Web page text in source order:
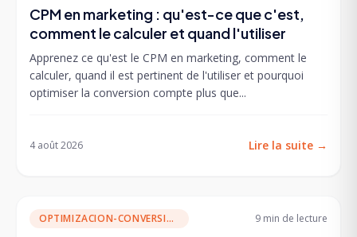
CPM en marketing : qu'est-ce que c'est,
comment le calculer et quand l'utiliser
Apprenez ce qu'est le CPM en marketing, comment le
calculer, quand il est pertinent de l'utiliser et pourquoi
optimiser la conversion compte plus que...
4 août 2026 Lire la suite →
OPTIMIZACION-CONVERSION 9 min de lecture